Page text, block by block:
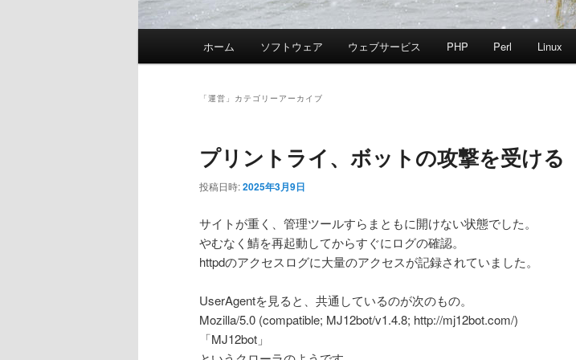
ホーム ソフトウェア ウェブサービス PHP Perl Linux
「運営 」カテゴリーアーカイブ
プリントライ、ボットの攻撃を受ける
投稿日時:2025年3月9日
サイトが重く、管理ツールすらまともに開けない状態でした。
やむなく鯖を再起動してからすぐにログの確認。
httpdのアクセスログに大量のアクセスが記録されていました。
UserAgentを見ると、共通しているのが次のもの。
Mozilla/5.0 (compatible; MJ12bot/v1.4.8; http://mj12bot.com/)
「MJ12bot」